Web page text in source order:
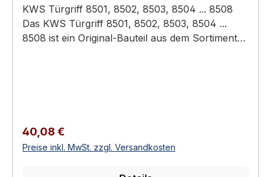
KWS Türgriff 8501, 8502, 8503, 8504 ... 8508
Das KWS Türgriff 8501, 8502, 8503, 8504 ...
8508 ist ein Original-Bauteil aus dem Sortiment
Büro- und Objektbereich Kompatibel mit
Einsteckschlössern nach DIN 18251 Erhältlich in
8 Ausführungen KWS Türgriff 8501, 8502, 8503,
Regulärer Preis:
40,08 €
Preise inkl. MwSt. zzgl. Versandkosten